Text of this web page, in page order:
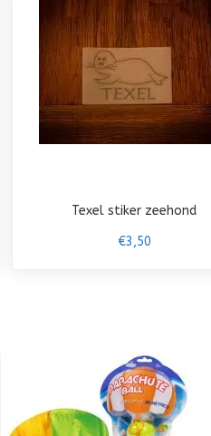
Texel stiker zeehond
€3,50